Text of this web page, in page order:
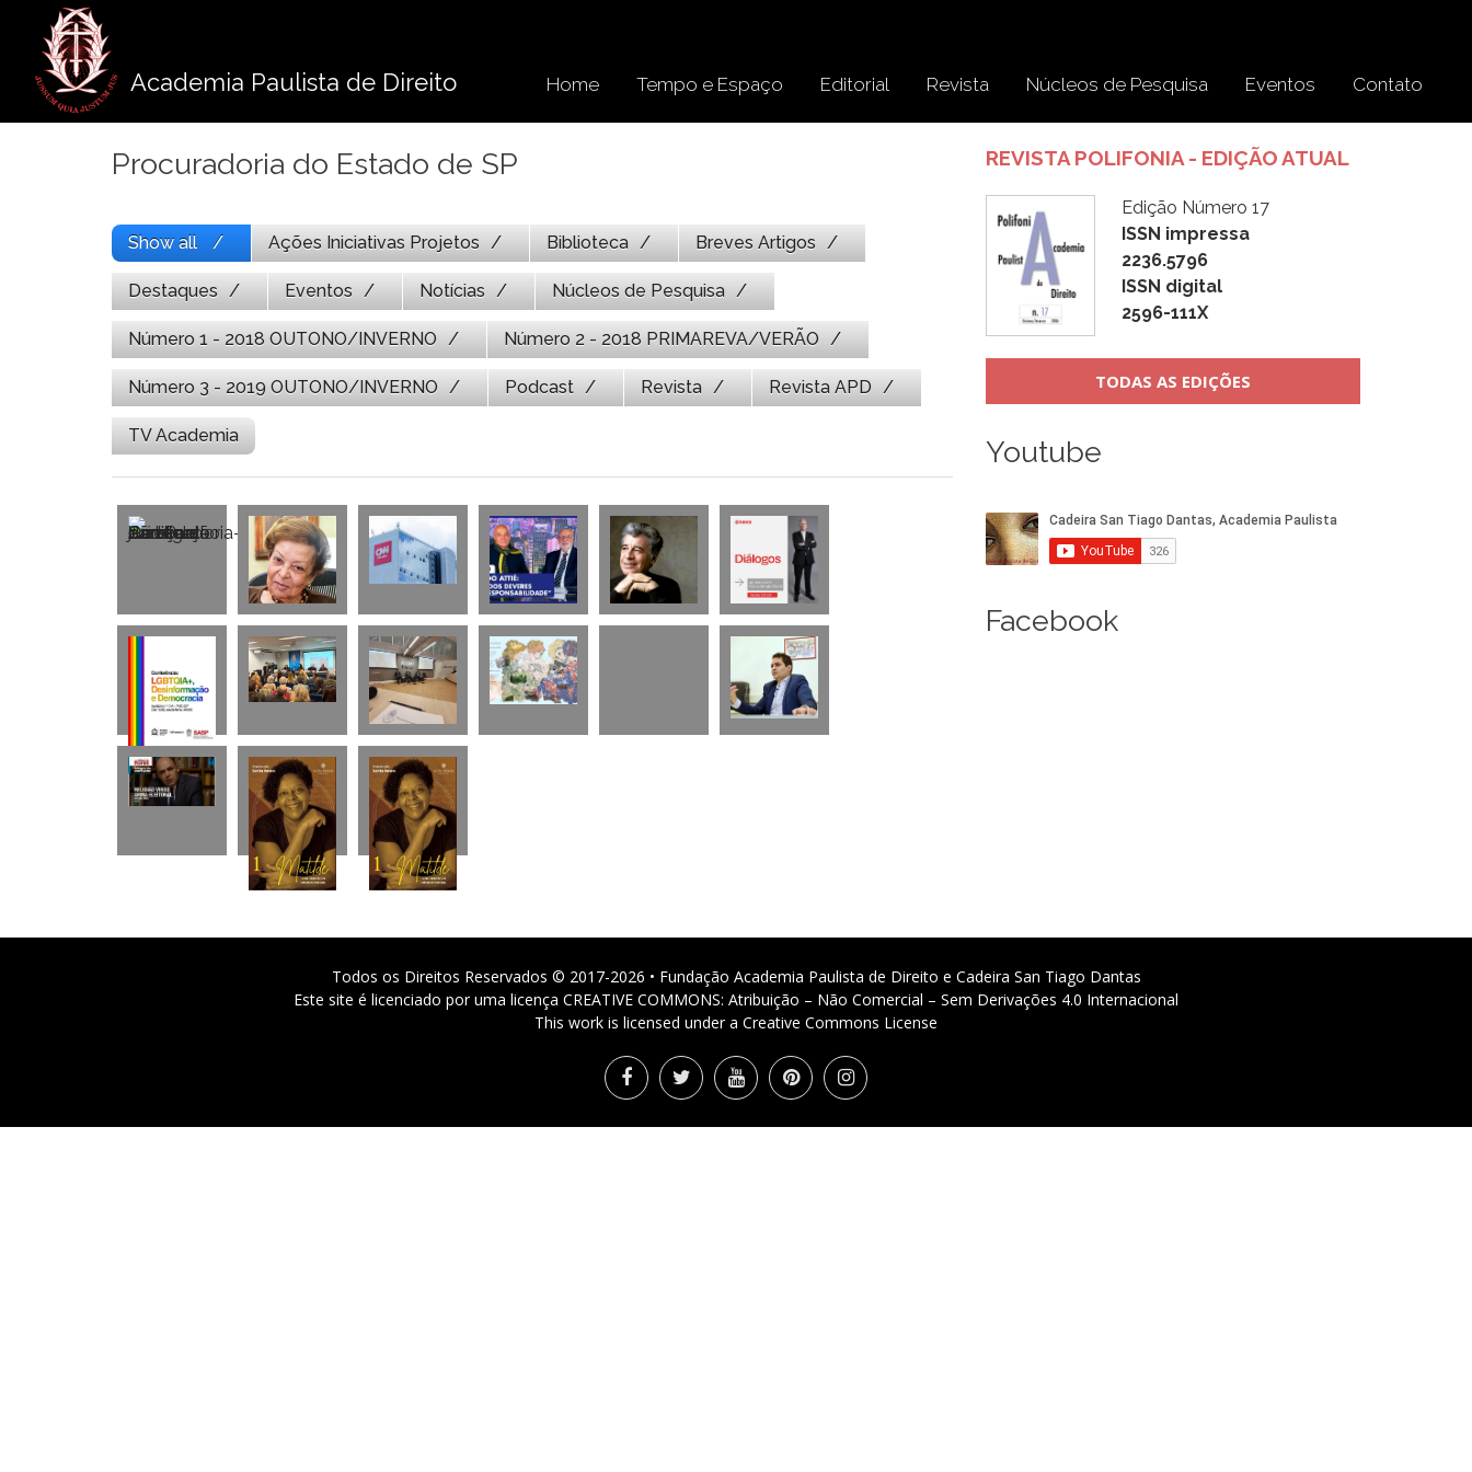
conteúdo
Academia Paulista de Direito Home Tempo e Espaço Editorial Revista Núcleos de Pesquisa Eventos Contato
Procuradoria do Estado de SP
Show all Ações Iniciativas Projetos Biblioteca Breves Artigos
Destaques Eventos Notícias Núcleos de Pesquisa
Número 1 - 2018 OUTONO/INVERNO Número 2 - 2018 PRIMAREVA/VERÃO
Número 3 - 2019 OUTONO/INVERNO Podcast Revista Revista APD
TV Academia
REVISTA POLIFONIA - EDIÇÃO ATUAL
Edição Número 17
ISSN impressa
2236.5796
ISSN digital
2596-111X
TODAS AS EDIÇÕES
Youtube
Facebook
Todos os Direitos Reservados © 2017-2026 • Fundação Academia Paulista de Direito e Cadeira San Tiago Dantas
Este site é licenciado por uma licença CREATIVE COMMONS: Atribuição – Não Comercial – Sem Derivações 4.0 Internacional
This work is licensed under a Creative Commons License